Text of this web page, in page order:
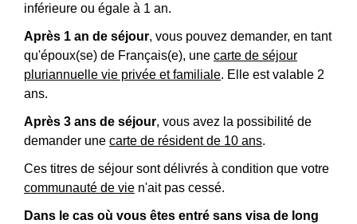
inférieure ou égale à 1 an.
Après 1 an de séjour, vous pouvez demander, en tant
qu'époux(se) de Français(e), une carte de séjour
pluriannuelle vie privée et familiale. Elle est valable 2
ans.
Après 3 ans de séjour, vous avez la possibilité de
demander une carte de résident de 10 ans.
Ces titres de séjour sont délivrés à condition que votre
communauté de vie n'ait pas cessé.
Dans le cas où vous êtes entré sans visa de long